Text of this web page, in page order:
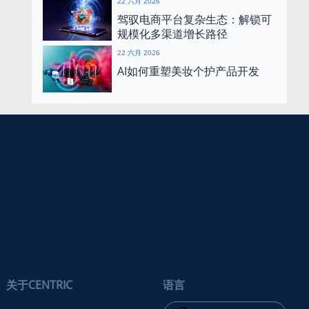
驾驭电商平台复杂生态：解锁可
规模化多渠道增长路径
22 六月 2026
AI如何重塑美妆个护产品开发
关于CENTRIC
语言